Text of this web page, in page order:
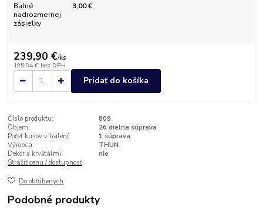
Balné
nadrozmernej
zásielky
3,00 €
239,90 €/ks
195,04 € bez DPH
Pridať do košíka
Číslo produktu:
809
Objem:
26 dielna súprava
Počet kusov v balení:
1 súprava
Výrobca:
THUN
Dekor s kryštálmi:
nie
Strážiť cenu / dostupnosť
Do obľúbených
Podobné produkty